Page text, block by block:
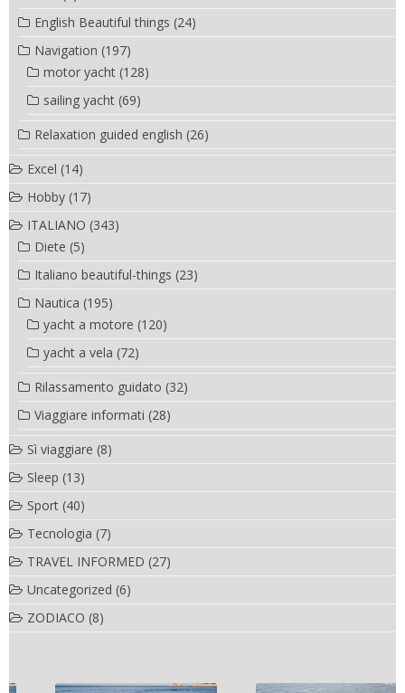
English Beautiful things (24)
Navigation (197)
motor yacht (128)
sailing yacht (69)
Relaxation guided english (26)
Excel (14)
Hobby (17)
ITALIANO (343)
Diete (5)
Italiano beautiful-things (23)
Nautica (195)
yacht a motore (120)
yacht a vela (72)
Rilassamento guidato (32)
Viaggiare informati (28)
Sì viaggiare (8)
Sleep (13)
Sport (40)
Tecnologia (7)
TRAVEL INFORMED (27)
Uncategorized (6)
ZODIACO (8)